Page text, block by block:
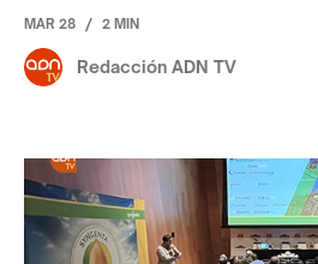
MAR 28 / 2 MIN
Redacción ADN TV